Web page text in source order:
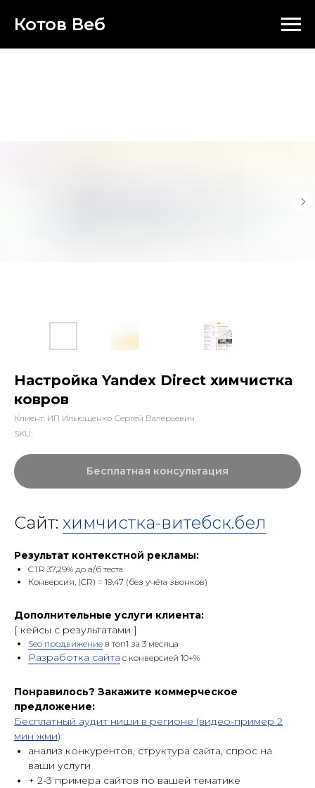
Котов Вeб
Настройка Yandex Direct химчистка
ковров
Клиент: ИП Ильющенко Сергей Валерьевич
SKU:
Бесплатная консультация
Сайт: химчистка-витебск.бел
Результат контекстной рекламы:
CTR 37,29% до a/б теста
Конверсия, (CR) = 19,47 (без учёта звонков)
Дополнительные услуги клиента:
[ кейсы c результатами ]
Seo продвижение в топ1 за 3 месяца
Разработка сайта с конверсией 10+%
Понравилось? Закажите коммерческое
предложение:
Бесплатный аудит ниши в регионе (видео-пример 2
мин жми)
анализ конкурентов, структура сайта, спрос на
ваши услуги
+ 2-3 примера сайтов по вашей тематике